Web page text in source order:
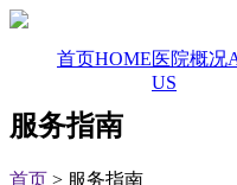
首页HOME医院概况
US
服务指南
首页 > 服务指南